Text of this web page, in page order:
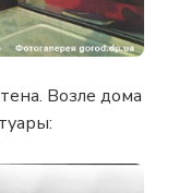
Возле дома